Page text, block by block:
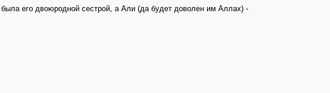
его двоюродной сестрой, а Али (да будет доволен им Аллах) -